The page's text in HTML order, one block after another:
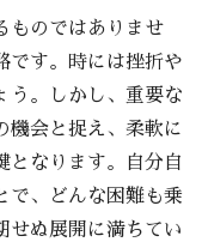
ものではありませ
です。時には挫折や
う。しかし、重要な
機会と捉え、柔軟に
となります。自分自
で、どんな困難も乗
せぬ展開に満ちてい